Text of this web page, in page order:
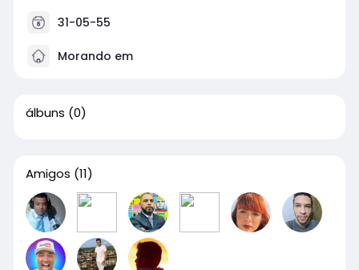
31-05-55
Morando em
álbuns (0)
Amigos (11)